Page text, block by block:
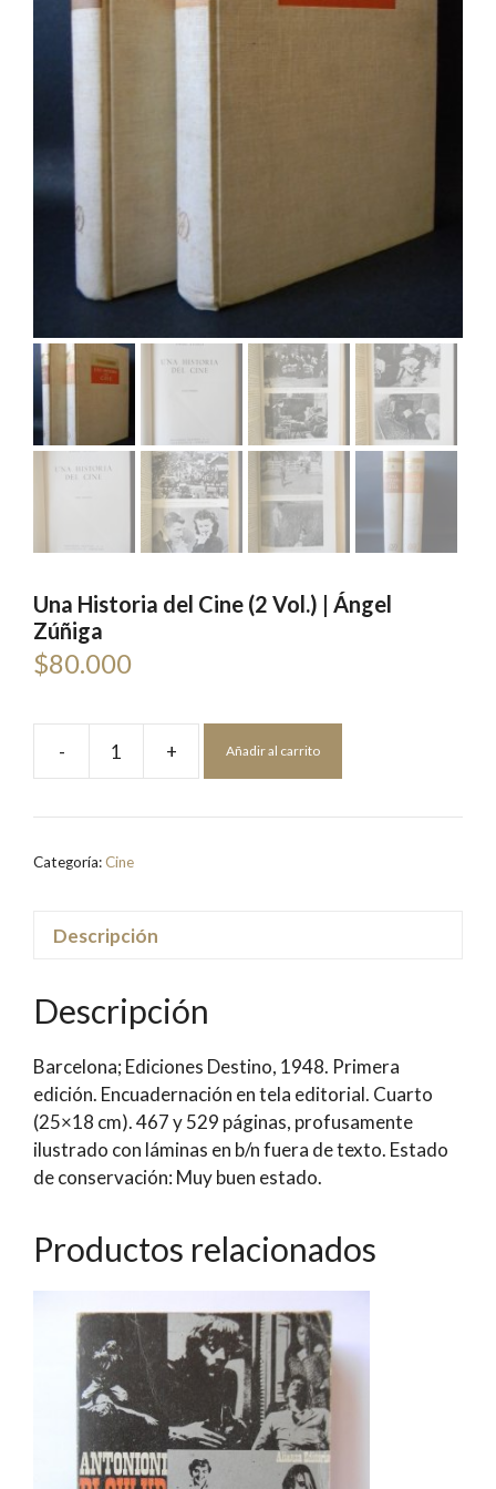
Una Historia del Cine (2 Vol.) | Ángel
Zúñiga
$80.000
-
Una
del
cantidad
+ Añadir al carrito
Categoría:Cine
Descripción
Descripción
Barcelona; Ediciones Destino, 1948. Primera
edición. Encuadernación en tela editorial. Cuarto
(25×18 cm). 467 y 529 páginas, profusamente
ilustrado con láminas en b/n fuera de texto. Estado
de conservación: Muy buen estado.
Productos relacionados